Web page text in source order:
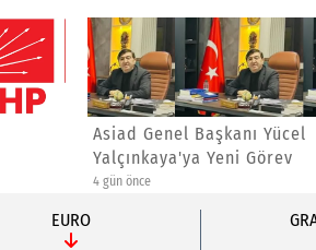
Asiad Genel Başkanı Yücel
Yalçınkaya'ya Yeni Görev
4 gün önce
EURO